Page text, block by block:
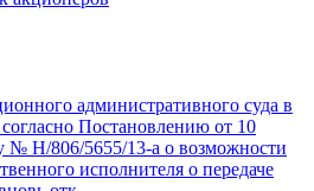
административного суда в
Постановлению от 10
№ Н/806/5655/13-а о возможности
исполнителя о передаче